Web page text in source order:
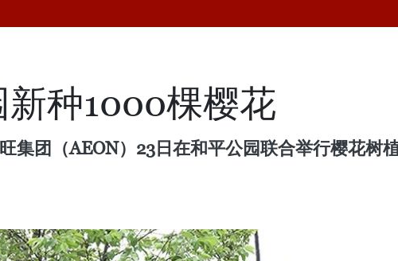
种1000棵樱花
集团（AEON）23日在和平公园联合举行樱花树